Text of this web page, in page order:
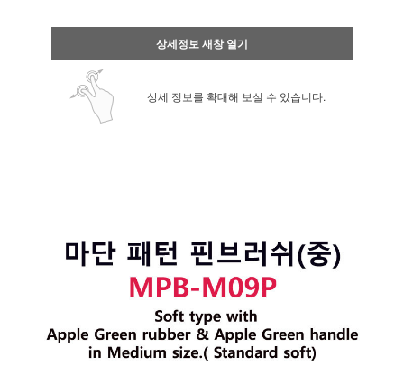
상세정보 새창 열기
상세 정보를 확대해 보실 수 있습니다.